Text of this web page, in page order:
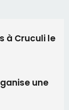
à Cruculi le
une